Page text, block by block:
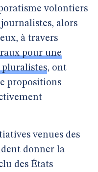
volontiers
alors
à travers
pour une
, ont
propositions
venues des
donner la
des États